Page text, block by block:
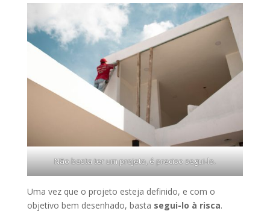
Não basta ter um projeto, é preciso segui-lo.
Uma vez que o projeto esteja definido, e com o
objetivo bem desenhado, basta segui-lo à risca.